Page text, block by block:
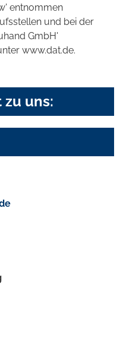
entnommen
und bei der
GmbH'
www.dat.de.
zu uns: